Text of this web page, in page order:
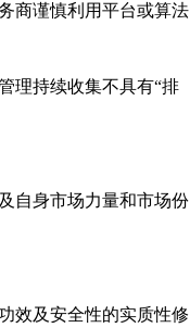
商谨慎利用平台或算法
理持续收集不具有“排
自身市场力量和市场份
效及安全性的实质性修